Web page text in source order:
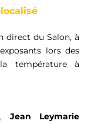
direct du Salon,à
lors des
température à
, Jean Leymarie